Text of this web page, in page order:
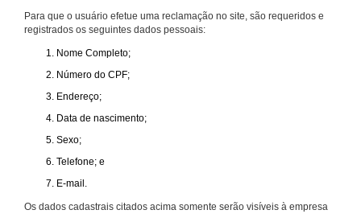
Para que o usuário efetue uma reclamação no site, são requeridos e
registrados os seguintes dados pessoais:
Nome Completo;
Número do CPF;
Endereço;
Data de nascimento;
Sexo;
Telefone; e
E-mail.
Os dados cadastrais citados acima somente serão visíveis à empresa